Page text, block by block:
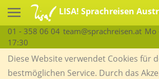
LISA! Sprachreisen
01 - 358 06 04 team@sprachreisen.at Mo
17:30
Diese Website verwendet Cookies für
bestmöglichen Service. Durch das